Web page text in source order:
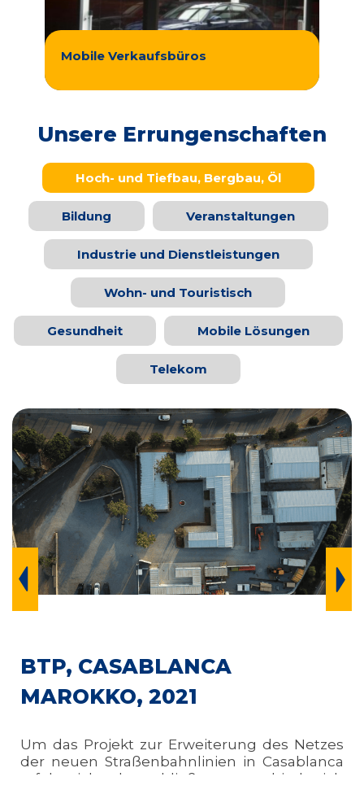
Mobile Verkaufsbüros
Unsere Errungenschaften
Hoch- und Tiefbau, Bergbau, Öl
Bildung Veranstaltungen
Industrie und Dienstleistungen
Wohn- und Touristisch
Gesundheit Mobile Lösungen
Telekom
BTP, CASABLANCA
MAROKKO, 2021
Um das Projekt zur Erweiterung des Netzes
der neuen Straßenbahnlinien in Casablanca
erfolgreich abzuschließen, entschied sich